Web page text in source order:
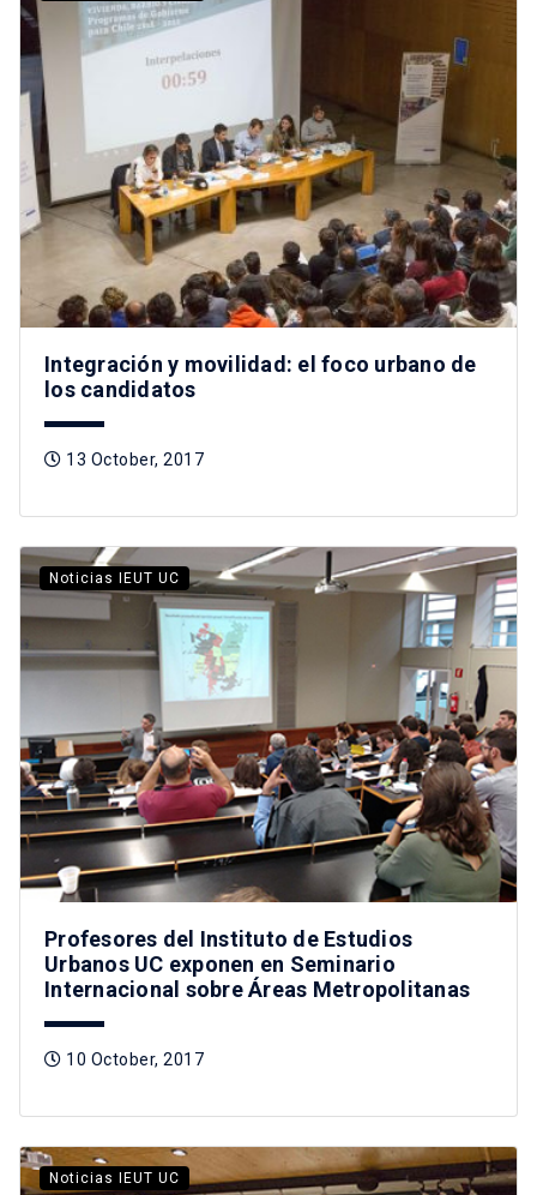
Integración y movilidad: el foco urbano de
los candidatos
13 October, 2017
Noticias IEUT UC
Profesores del Instituto de Estudios
Urbanos UC exponen en Seminario
Internacional sobre Áreas Metropolitanas
10 October, 2017
Noticias IEUT UC